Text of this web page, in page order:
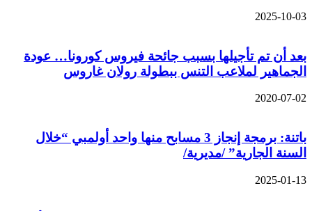
2025-10-03
بعد أن تم تأجيلها بسبب جائحة فيروس كورونا… عودة
الجماهير لملاعب التنس ببطولة رولان غاروس
2020-07-02
باتنة: برمجة إنجاز 3 مسابح منها واحد أولمبي “خلال
السنة الجارية” /مديرية/
2025-01-13